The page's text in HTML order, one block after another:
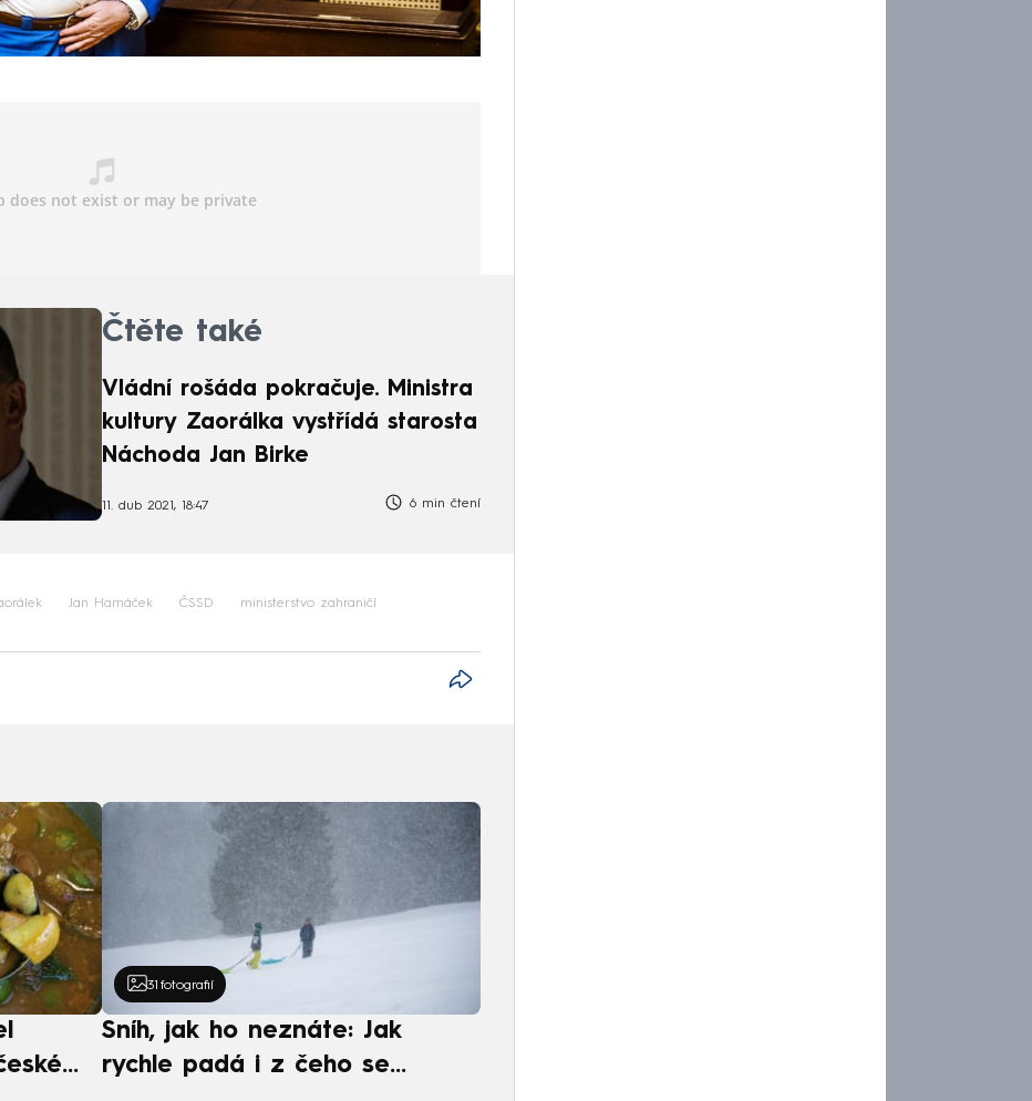
Čtěte také
Vládní rošáda pokračuje. Ministra
kultury Zaorálka vystřídá starosta
Náchoda Jan Birke
11. dub 2021, 18:47 6 min čtení
Jan Hamáček ČSSD ministerstvo zahraničí
31 fotografií
Sníh, jak ho neznáte: Jak
rychle padá i z čeho se